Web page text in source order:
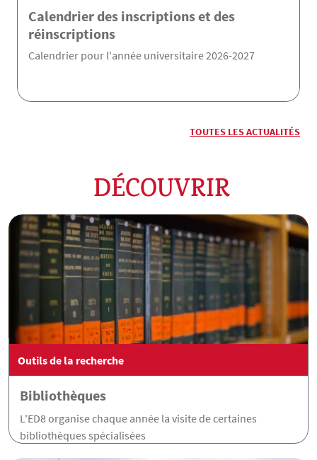
Calendrier des inscriptions et des
réinscriptions
Calendrier pour l'année universitaire 2026-2027
TOUTES LES ACTUALITÉS
DÉCOUVRIR
Outils de la recherche
Bibliothèques
L'ED8 organise chaque année la visite de certaines
bibliothèques spécialisées